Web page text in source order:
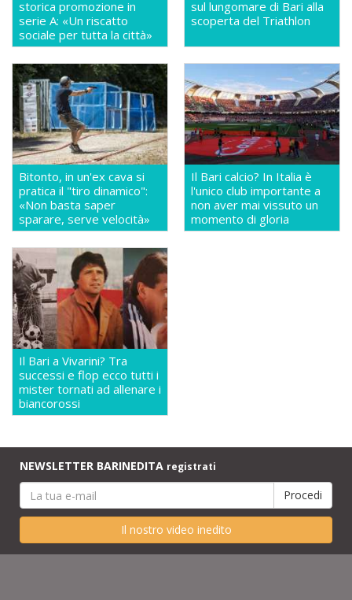
storica promozione in
serie A: «Un riscatto
sociale per tutta la città»
sul lungomare di Bari alla
scoperta del Triathlon
Bitonto, in un'ex cava si
pratica il "tiro dinamico":
«Non basta saper
sparare, serve velocità»
Il Bari calcio? In Italia è
l'unico club importante a
non aver mai vissuto un
momento di gloria
Il Bari a Vivarini? Tra
successi e flop ecco tutti i
mister tornati ad allenare i
biancorossi
NEWSLETTER BARINEDITA registrati
Il nostro video inedito